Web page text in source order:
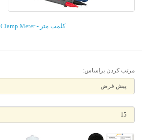
کلمپ متر - Clamp Meter
مرتب کردن براساس: